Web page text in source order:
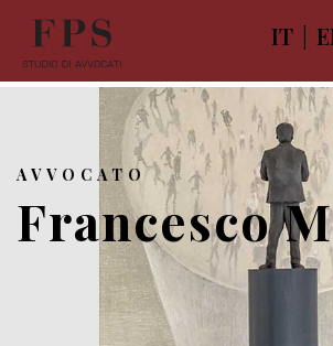
IT
AVVOCATO
Francesco